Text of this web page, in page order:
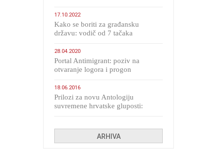
17.10.2022
Kako se boriti za građansku
državu: vodič od 7 tačaka
28.04.2020
Portal Antimigrant: poziv na
otvaranje logora i progon
18.06.2016
Prilozi za novu Antologiju
suvremene hrvatske gluposti:
ARHIVA